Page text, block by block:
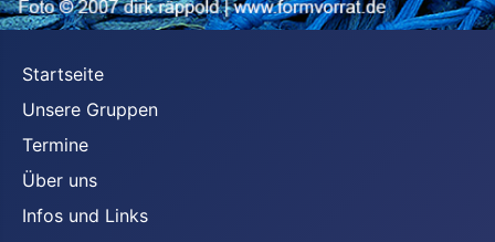
Startseite
Unsere Gruppen
Termine
Über uns
Infos und Links